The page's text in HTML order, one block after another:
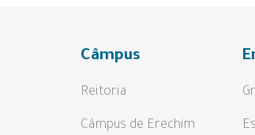
Câmpus
Reitoria
Câmpus de Erechim